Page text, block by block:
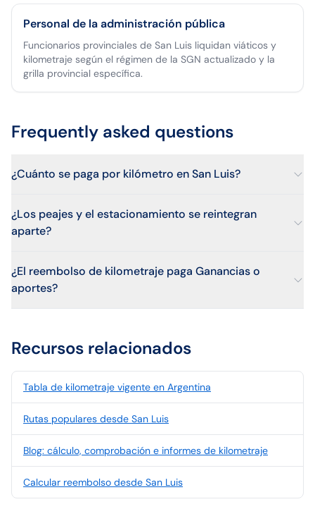
Personal de la administración pública
Funcionarios provinciales de San Luis liquidan viáticos y
kilometraje según el régimen de la SGN actualizado y la
grilla provincial específica.
Frequently asked questions
¿Cuánto se paga por kilómetro en San Luis?
¿Los peajes y el estacionamiento se reintegran
aparte?
¿El reembolso de kilometraje paga Ganancias o
aportes?
Recursos relacionados
Tabla de kilometraje vigente en Argentina
Rutas populares desde San Luis
Blog: cálculo, comprobación e informes de kilometraje
Calcular reembolso desde San Luis